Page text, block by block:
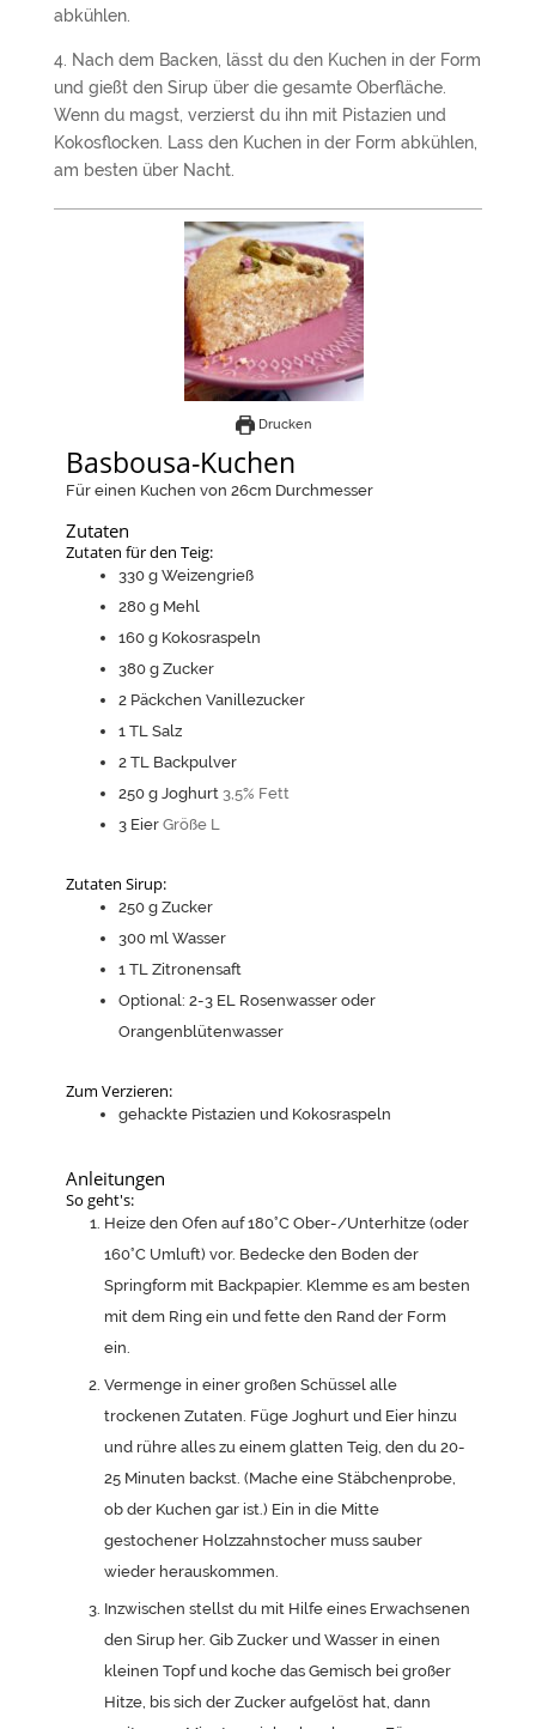
abkühlen.
4. Nach dem Backen, lässt du den Kuchen in der Form
und gießt den Sirup über die gesamte Oberfläche.
Wenn du magst, verzierst du ihn mit Pistazien und
Kokosflocken. Lass den Kuchen in der Form abkühlen,
am besten über Nacht.
Drucken
Basbousa-Kuchen
Für einen Kuchen von 26cm Durchmesser
Zutaten
Zutaten für den Teig:
330 g Weizengrieß
280 g Mehl
160 g Kokosraspeln
380 g Zucker
2 Päckchen Vanillezucker
1 TL Salz
2 TL Backpulver
250 g Joghurt 3,5% Fett
3 Eier Größe L
Zutaten Sirup:
250 g Zucker
300 ml Wasser
1 TL Zitronensaft
Optional: 2-3 EL Rosenwasser oder
Orangenblütenwasser
Zum Verzieren:
gehackte Pistazien und Kokosraspeln
Anleitungen
So geht's:
Heize den Ofen auf 180°C Ober-/Unterhitze (oder
160°C Umluft) vor. Bedecke den Boden der
Springform mit Backpapier. Klemme es am besten
mit dem Ring ein und fette den Rand der Form
ein.
Vermenge in einer großen Schüssel alle
trockenen Zutaten. Füge Joghurt und Eier hinzu
und rühre alles zu einem glatten Teig, den du 20-
25 Minuten backst. (Mache eine Stäbchenprobe,
ob der Kuchen gar ist.) Ein in die Mitte
gestochener Holzzahnstocher muss sauber
wieder herauskommen.
Inzwischen stellst du mit Hilfe eines Erwachsenen
den Sirup her. Gib Zucker und Wasser in einen
kleinen Topf und koche das Gemisch bei großer
Hitze, bis sich der Zucker aufgelöst hat, dann